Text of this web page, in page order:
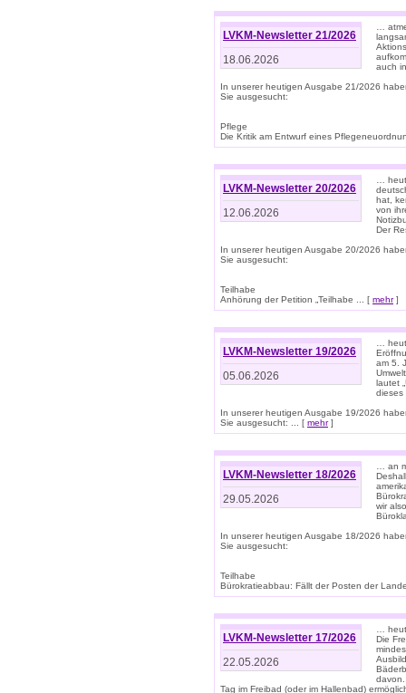
LVKM-Newsletter 21/2026
18.06.2026
…
auch
In unserer heutigen Ausgabe 21/2026
Sie ausgesucht:
Pflege
Die Kritik am Entwurf eines
LVKM-Newsletter 20/2026
12.06.2026
…
hat,
von
Der
In unserer heutigen Ausgabe 20/2026
Sie ausgesucht:
Teilhabe
Anhörung der Petition „Teilhabe ... [ mehr]
LVKM-Newsletter 19/2026
05.06.2026
…
am 5.
lautet
dieses
In unserer heutigen Ausgabe 19/2026
Sie ausgesucht: ... [ mehr]
LVKM-Newsletter 18/2026
29.05.2026
… an
wir
In unserer heutigen Ausgabe 18/2026
Sie ausgesucht:
Teilhabe
Bürokratieabbau: Fällt der Posten der
LVKM-Newsletter 17/2026
22.05.2026
…
Die
davon.
Tag im Freibad (oder im Hallenbad)